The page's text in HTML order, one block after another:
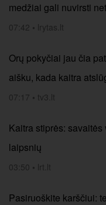
medžiai gali nuvirsti
07:42 • lrytas.lt
Orų pokyčiai jau čia
aišku, kada kaitra
07:17 • tv3.lt
Kaitra stiprės:
laipsnių
03:50 • lrt.lt
Pasiruoškite karščiui: